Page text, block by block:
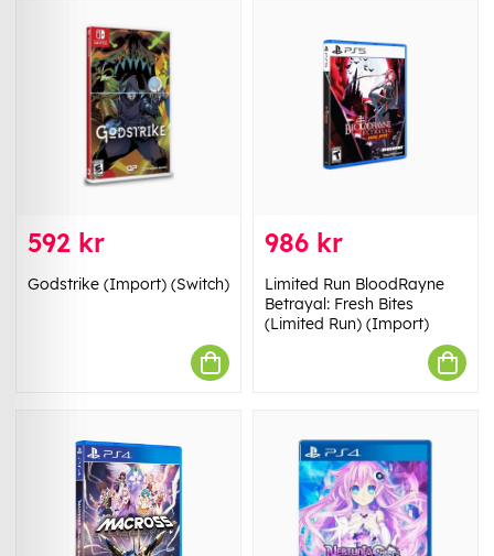
592 kr
Godstrike (Import) (Switch)
986 kr
Limited Run BloodRayne
Betrayal: Fresh Bites
(Limited Run) (Import)